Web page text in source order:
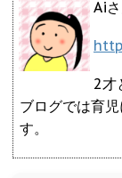
Ai
2才
ブログでは育
す。